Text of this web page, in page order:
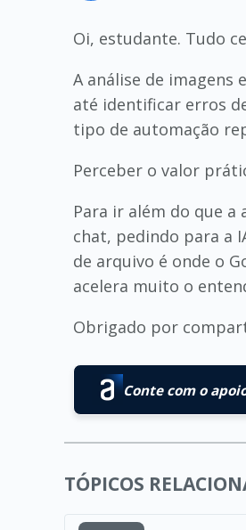
Oi, estudante. Tudo
A análise de
até identificar erros
tipo de automação
Perceber o valor
Para ir além do que
chat, pedindo para a
de arquivo é onde o
acelera muito o
Obrigado por
Conte com o
TÓPICOS